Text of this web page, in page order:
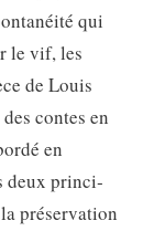
qui
le vif, les
de Louis
contes en
en
deux princi­
préservation